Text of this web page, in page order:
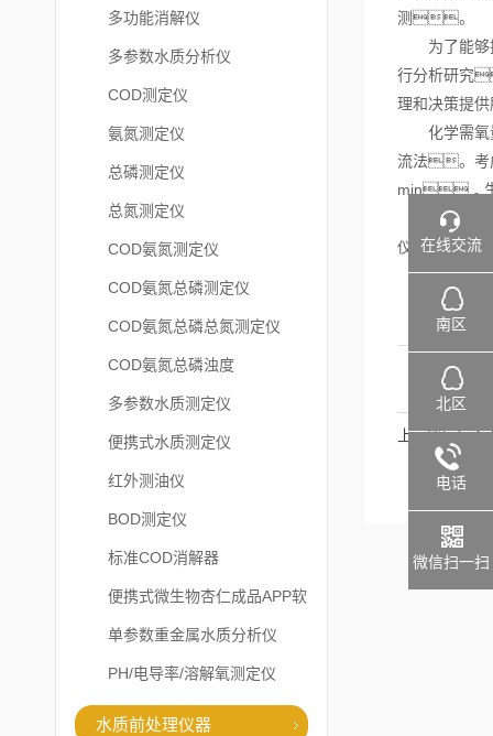
多功能消解仪
多参数水质分析仪
COD测定仪
氨氮测定仪
总磷测定仪
总氮测定仪
COD氨氮测定仪
COD氨氮总磷测定仪
COD氨氮总磷总氮测定仪
COD氨氮总磷浊度
多参数水质测定仪
便携式水质测定仪
红外测油仪
BOD测定仪
标准COD消解器
便携式微生物杏仁成品APP软
件直播大全
单参数重金属水质分析仪
PH/电导率/溶解氧测定仪
水质前处理仪器
测。
为了能够
行分析研究
理和决策提
化学需氧
流法。考
min，生
改进后的
仪法既保留
上一篇：
在线交流
南区
北区
电话
微信扫一扫